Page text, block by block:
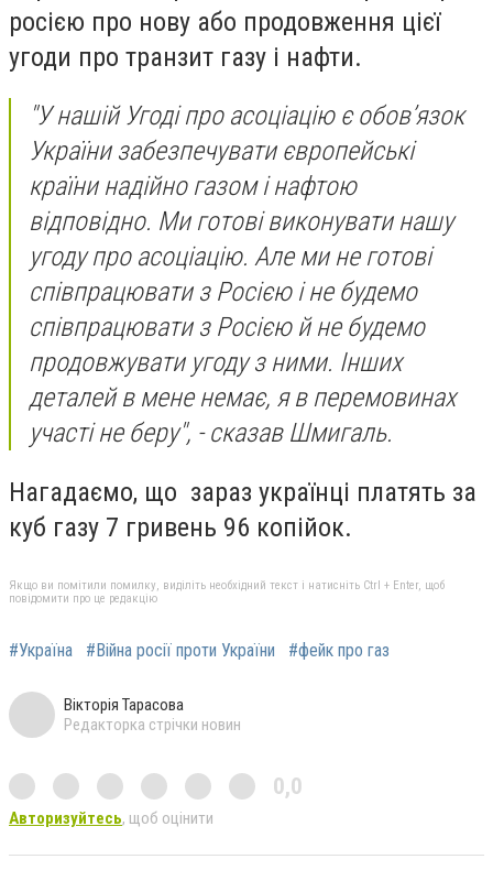
росією про нову або продовження цієї
угоди про транзит газу і нафти.
"У нашій Угоді про асоціацію є обов’язок
України забезпечувати європейські
країни надійно газом і нафтою
відповідно. Ми готові виконувати нашу
угоду про асоціацію. Але ми не готові
співпрацювати з Росією і не будемо
співпрацювати з Росією й не будемо
продовжувати угоду з ними. Інших
деталей в мене немає, я в перемовинах
участі не беру", - сказав Шмигаль.
Нагадаємо, що зараз українці платять за
куб газу 7 гривень 96 копійок.
Якщо ви помітили помилку, виділіть необхідний текст і натисніть Ctrl + Enter, щоб
повідомити про це редакцію
#Україна #Війна росії проти України #фейк про газ
Вікторія Тарасова
Редакторка стрічки новин
0,0
Авторизуйтесь, щоб оцінити